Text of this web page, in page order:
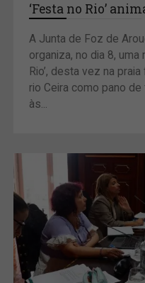
‘Festa no Rio’
A Junta de Foz de
organiza, no dia 8, uma
Rio’, desta vez na
rio Ceira como pano
às...